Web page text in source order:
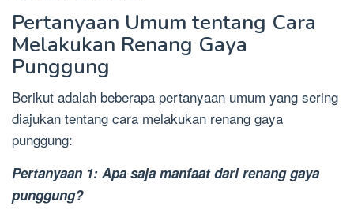
Pertanyaan Umum tentang Cara
Melakukan Renang Gaya
Punggung
Berikut adalah beberapa pertanyaan umum yang sering
diajukan tentang cara melakukan renang gaya
punggung:
Pertanyaan 1: Apa saja manfaat dari renang gaya
punggung?